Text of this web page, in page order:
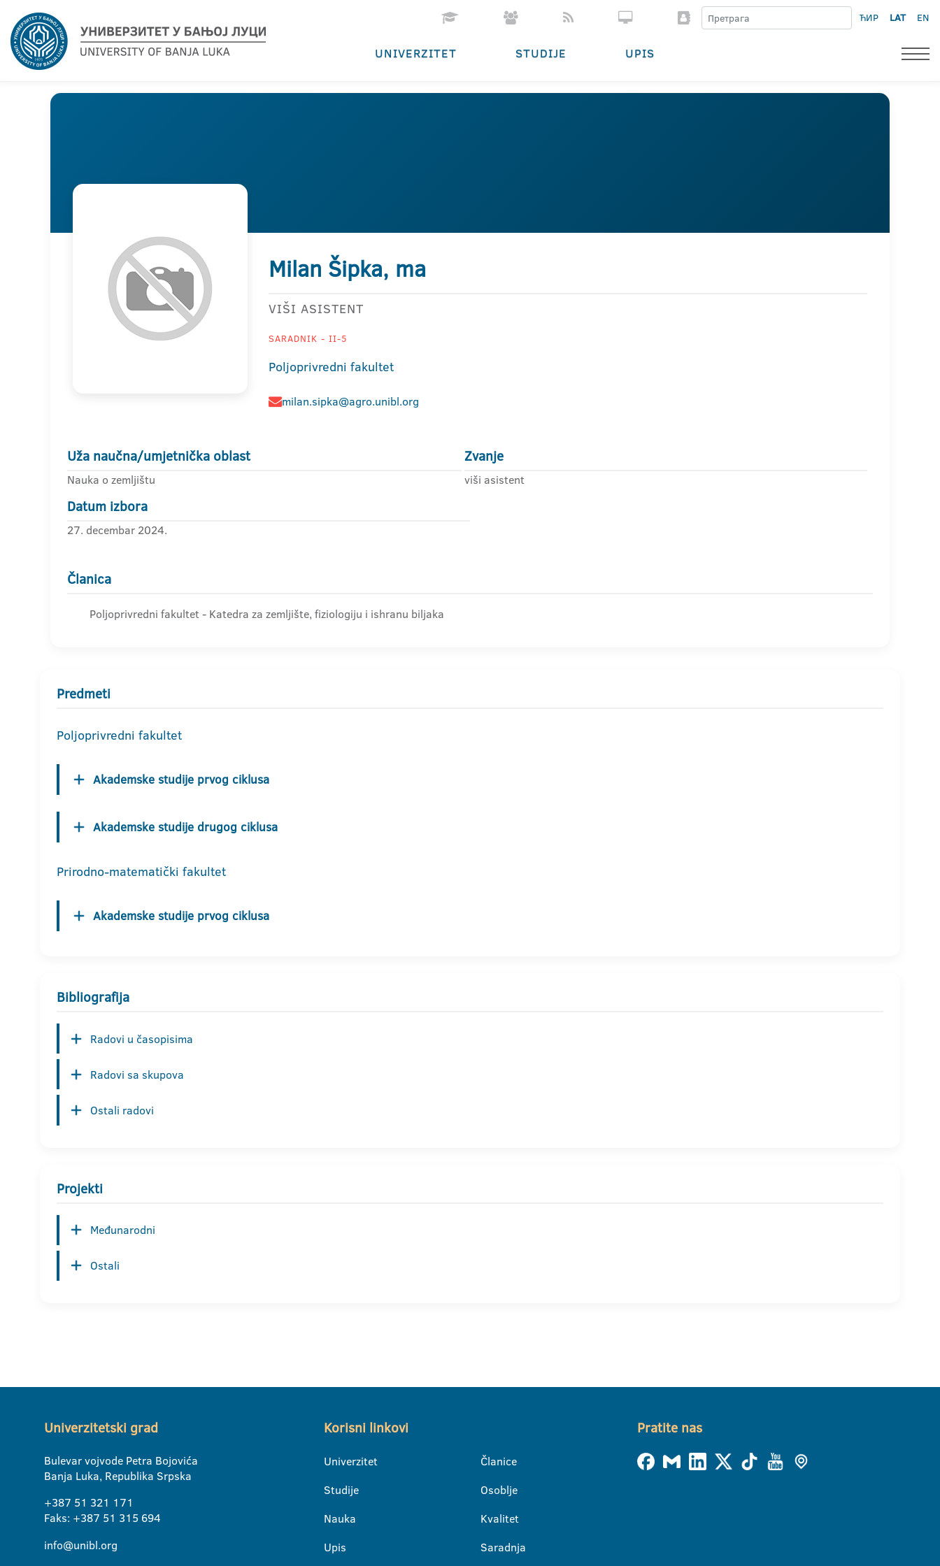
ЋИР LAT EN
UNIVERZITET STUDIJE UPIS
Milan Šipka, ma
VIŠI ASISTENT
SARADNIK - II-5
Poljoprivredni fakultet
milan.sipka@agro.unibl.org
Uža naučna/umjetnička oblast
Nauka o zemljištu
Zvanje
viši asistent
Datum izbora
27. decembar 2024.
Članica
Poljoprivredni fakultet - Katedra za zemljište, fiziologiju i ishranu biljaka
Predmeti
Poljoprivredni fakultet
Akademske studije prvog ciklusa
Akademske studije drugog ciklusa
Prirodno-matematički fakultet
Akademske studije prvog ciklusa
Bibliografija
Radovi u časopisima
Radovi sa skupova
Ostali radovi
Projekti
Međunarodni
Ostali
Univerzitetski grad
Bulevar vojvode Petra Bojovića
Banja Luka, Republika Srpska
+387 51 321 171
Faks: +387 51 315 694
info@unibl.org
Korisni linkovi
Univerzitet
Studije
Nauka
Upis
Članice
Osoblje
Kvalitet
Saradnja
Pratite nas